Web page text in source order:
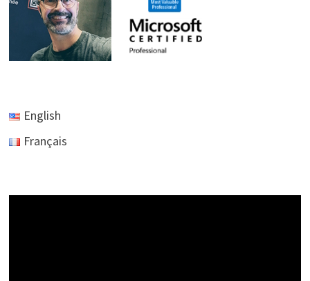
English
Français